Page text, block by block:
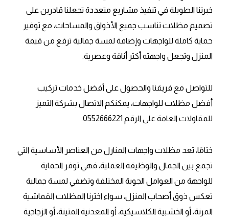
خبرتنا الطويلة في تنفيذ مشاريع متعددة تجعلنا قادرين على
تصميم مظلات تناسب جميع الأذواق والمساحات، مع توفير
حماية كاملة للواجهات وإضافة لمسة جمالية ترفع من قيمة
المنزل وتجعل واجهته أكثر أناقة وعصرية.
للتواصل مع فريقنا والحصول على أفضل خدمات تركيب
أفضل مظلات للواجهات، يمكنكم الاتصال بشركة التميز
للمقاولات العامة على الرقم 0552666221.
ختامًا، تعد مظلات واجهات المنازل من العناصر الأساسية التي
تجمع بين الجمال والوظيفة العملية، فهي توفر الحماية
للواجهة من العوامل الجوية المختلفة وتضفي لمسة جمالية
تعكس ذوق أصحاب المنزل، سواء اخترنا المظلات القماشية
المرنة، أو الخشبية الكلاسيكية، أو المعدنية المتينة، أو الزجاجية